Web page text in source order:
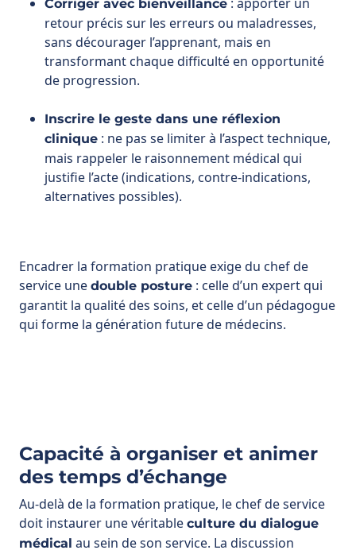
Inscrire le geste dans une réflexion
clinique: ne pas se limiter à l’aspect technique,
mais rappeler le raisonnement médical qui
alternatives possibles).
Encadrer la formation pratique exige du chef de
service une double posture
doit instaurer une véritableculture du dialogue
médicalau sein de son service. La discussion
clinique est un moment structurant qui permet aux
équipes de confronter leurs points de vue,
d’apprendre ensemble et d’harmoniser leurs
pratiques.